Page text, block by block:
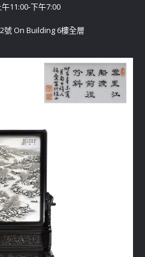
11:00-下午7:00
號 On Building 6樓全層